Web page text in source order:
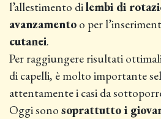
l’allestimento dilembi di
avanzamento o per
cutanei.
Per raggiungere risultati
di capelli, è molto importante
attentamente i casi da
Oggi sono soprattutto i